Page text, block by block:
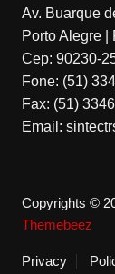
Av. Buarque
Porto Alegre |
Cep: 90230-
Fone: (51)
Fax: (51)
Email:
Copyrights ©
Themebeez
Privacy